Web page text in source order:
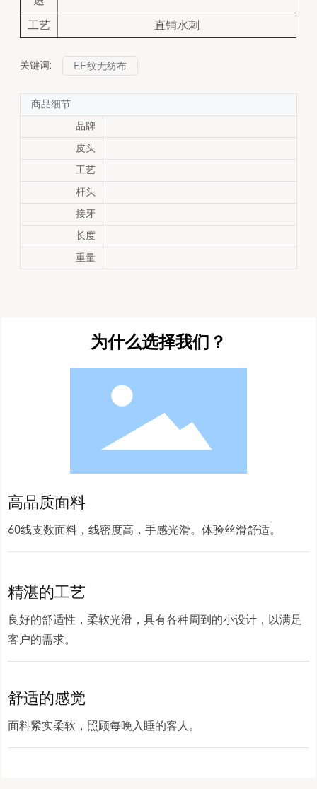
工艺
直铺水刺
关键词: EF纹无纺布
商品细节
品牌
皮头
工艺
杆头
接牙
长度
重量
为什么选择我们？
高品质面料
60线支数面料，线密度高，手感光滑。体验丝滑舒适。
精湛的工艺
良好的舒适性，柔软光滑，具有各种周到的小设计，以满足
客户的需求。
舒适的感觉
面料紧实柔软，照顾每晚入睡的客人。